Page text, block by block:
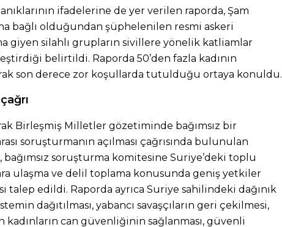
ifadelerine de yer verilen raporda, Şam
bağlı olduğundan şüphelenilen resmi askeri
giyen silahlı grupların sivillere yönelik katliamlar
belirtildi. Raporda 50’den fazla kadının
son derece zor koşullarda tutulduğu ortaya konuldu.
Birleşmiş Milletler gözetiminde bağımsız bir
soruşturmanın açılması çağrısında bulunulan
bağımsız soruşturma komitesine Suriye’deki toplu
ulaşma ve delil toplama konusunda geniş yetkiler
talep edildi. Raporda ayrıca Suriye sahilindeki dağınık
dağıtılması, yabancı savaşçıların geri çekilmesi,
kadınların can güvenliğinin sağlanması, güvenli